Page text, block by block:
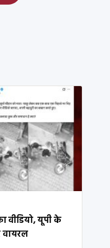
वीडियो, यूपी के
वायरल